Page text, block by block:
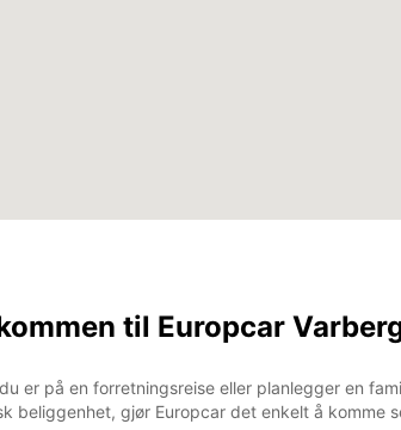
til Europcar
er på en forretningsreise eller planlegger en
beliggenhet, gjør Europcar det enkelt å komme